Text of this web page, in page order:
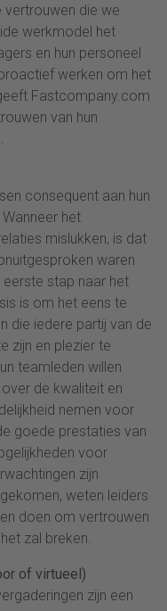
vertrouwen die we
werkmodel het
en hun personeel
werken om het
Fastcompany.com
van hun
consequent aan hun
het
mislukken, is dat
waren
stap naar het
is om het eens te
die iedere partij van de
zijn en plezier te
teamleden willen
de kwaliteit en
nemen voor
goede prestaties van
voor
zijn
weten leiders
doen om vertrouwen
zal breken.
of virtueel)
zijn een